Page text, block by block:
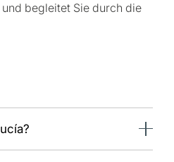
begleitet Sie durch die